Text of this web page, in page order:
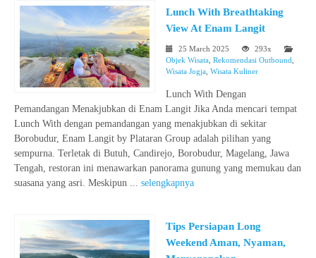
Lunch With Breathtaking
View At Enam Langit
25 March 2025
293x
Objek Wisata Rekomendasi Outbound
Wisata Jogja Wisata Kuliner
Lunch With Dengan
Pemandangan Menakjubkan di Enam Langit Jika Anda mencari tempat
Lunch With dengan pemandangan yang menakjubkan di sekitar
Borobudur, Enam Langit by Plataran Group adalah pilihan yang
sempurna. Terletak di Butuh, Candirejo, Borobudur, Magelang, Jawa
Tengah, restoran ini menawarkan panorama gunung yang memukau dan
suasana yang asri. Meskipun ... selengkapnya
Tips Persiapan Long
Weekend Aman, Nyaman,